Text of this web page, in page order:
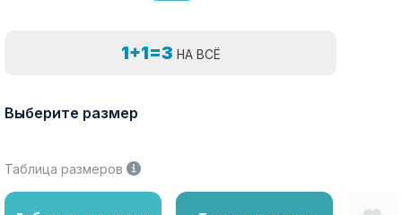
1+1=3 НА ВСЁ
Выберите размер
Таблица размеров